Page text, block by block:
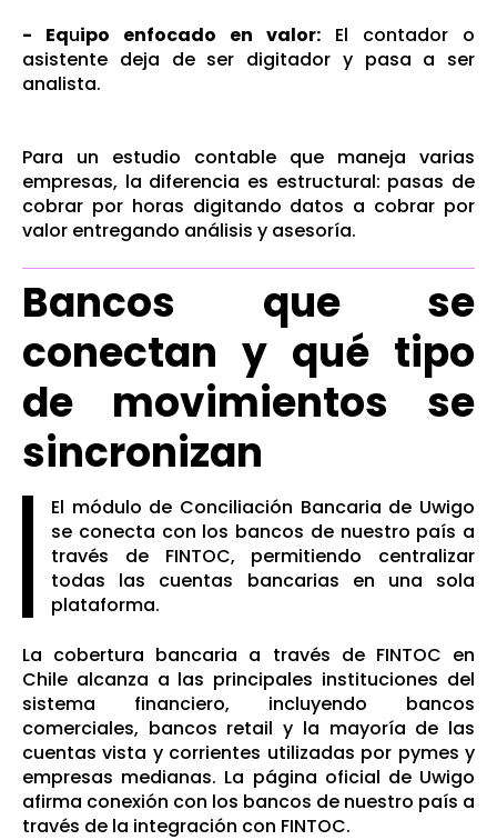
- Equipo enfocado en valor: El contador o
asistente deja de ser digitador y pasa a ser
analista.
Para un estudio contable que maneja varias
empresas, la diferencia es estructural: pasas de
cobrar por horas digitando datos a cobrar por
valor entregando análisis y asesoría.
Bancos que se
conectan y qué tipo
de movimientos se
sincronizan
El módulo de Conciliación Bancaria de Uwigo
se conecta con los bancos de nuestro país a
través de FINTOC, permitiendo centralizar
todas las cuentas bancarias en una sola
plataforma.
La cobertura bancaria a través de FINTOC en
Chile alcanza a las principales instituciones del
sistema financiero, incluyendo bancos
comerciales, bancos retail y la mayoría de las
cuentas vista y corrientes utilizadas por pymes y
empresas medianas. La página oficial de Uwigo
afirma conexión con los bancos de nuestro país a
través de la integración con FINTOC.